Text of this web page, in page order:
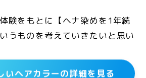
験をもとに【ヘナ染めを1年続
うものを考えていきたいと思い